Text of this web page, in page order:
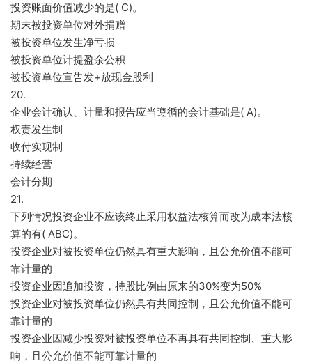
投资账面价值减少的是( C)。
期末被投资单位对外捐赠
被投资单位发生净亏损
被投资单位计提盈余公积
被投资单位宣告发+放现金股利
20.
企业会计确认、计量和报告应当遵循的会计基础是( A)。
权责发生制
收付实现制
持续经营
会计分期
21.
下列情况投资企业不应该终止采用权益法核算而改为成本法核
算的有( ABC)。
投资企业对被投资单位仍然具有重大影响，且公允价值不能可
靠计量的
投资企业因追加投资，持股比例由原来的30%变为50%
投资企业对被投资单位仍然具有共同控制，且公允价值不能可
靠计量的
投资企业因减少投资对被投资单位不再具有共同控制、重大影
响，且公允价值不能可靠计量的